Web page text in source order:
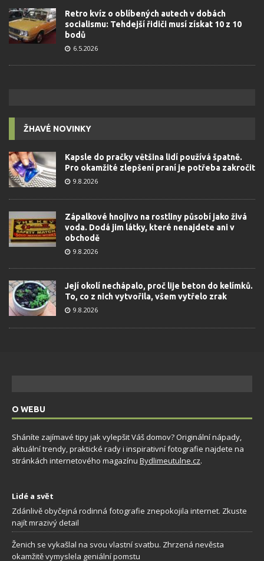
Retro kvíz o oblíbených autech v dobách
socialismu: Tehdejší řidiči musí získat 10 z 10
bodů
6.5.2026
ŽHAVÉ NOVINKY
Kapsle do pračky většina lidí používá špatně.
Pro okamžité zlepšení praní je potřeba zakročit
9.8.2026
Zápalkové hnojivo na rostliny působí jako živá
voda. Dodá jim látky, které nenajdete ani v
obchodě
9.8.2026
Její okolí nechápalo, proč lije beton do kelímků.
To, co z nich vytvořila, všem vytřelo zrak
9.8.2026
O WEBU
Sháníte zajímavé tipy jak vylepšit Váš domov? Originální nápady,
aktuální trendy, praktické rady i inspirativní fotografie najdete na
stránkách internetového magazínu Bydlimeutulne.cz.
Lidé a svět
Zdánlivě obyčejná rodinná fotografie znepokojila internet. Zkuste
najít mrazivý detail
Ženich se vykašlal na svou vlastní svatbu. Zhrzená nevěsta
okamžitě vymyslela geniální pomstu